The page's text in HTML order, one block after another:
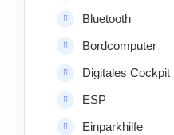
Bluetooth
Bordcomputer
Digitales Cockpit
ESP
Einparkhilfe